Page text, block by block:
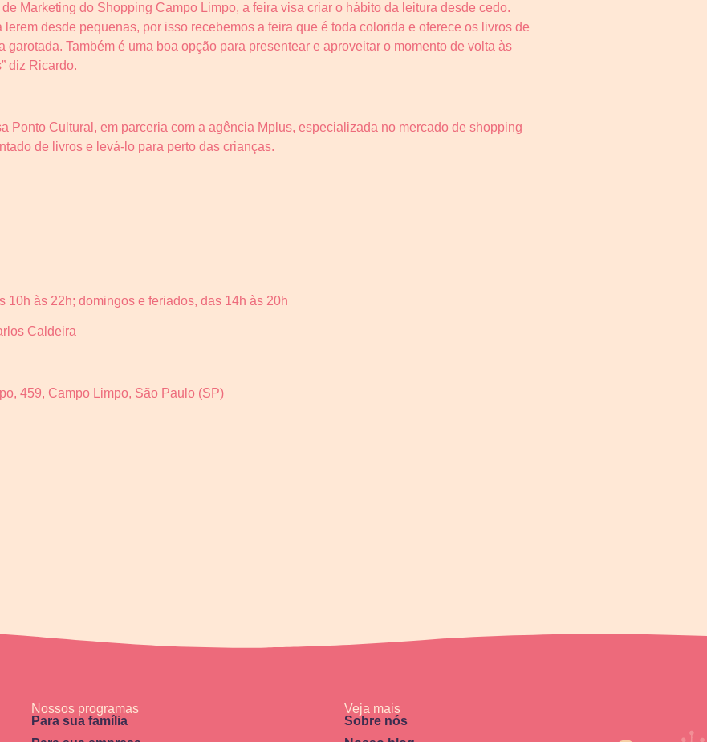
Marketing do Shopping Campo Limpo, a feira visa criar o hábito da leitura desde cedo.
lerem desde pequenas, por isso recebemos a feira que é toda colorida e oferece os livros de
garotada. Também é uma boa opção para presentear e aproveitar o momento de volta às
diz Ricardo.
Ponto Cultural, em parceria com a agência Mplus, especializada no mercado de shopping
de livros e levá-lo para perto das crianças.
10h às 22h; domingos e feriados, das 14h às 20h
Caldeira
459, Campo Limpo, São Paulo (SP)
Nossos programas
Para sua família
Veja mais
Sobre nós